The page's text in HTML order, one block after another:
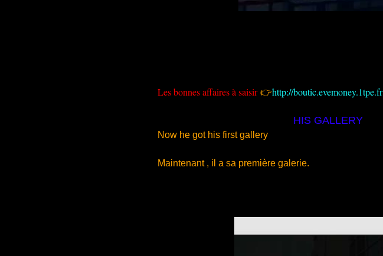
Les bonnes affaires à saisir👉http://boutic.evemoney.1tpe.fr
HIS GALLERY
Now he got his first gallery
Maintenant , il a sa première galerie.